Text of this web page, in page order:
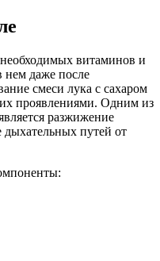
витаминов и
нем даже после
смеси лука с сахаром
проявлениями. Одним из
разжижение
путей от